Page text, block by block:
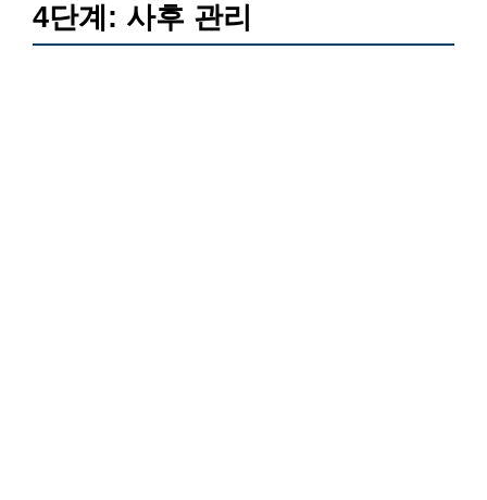
4단계: 사후 관리